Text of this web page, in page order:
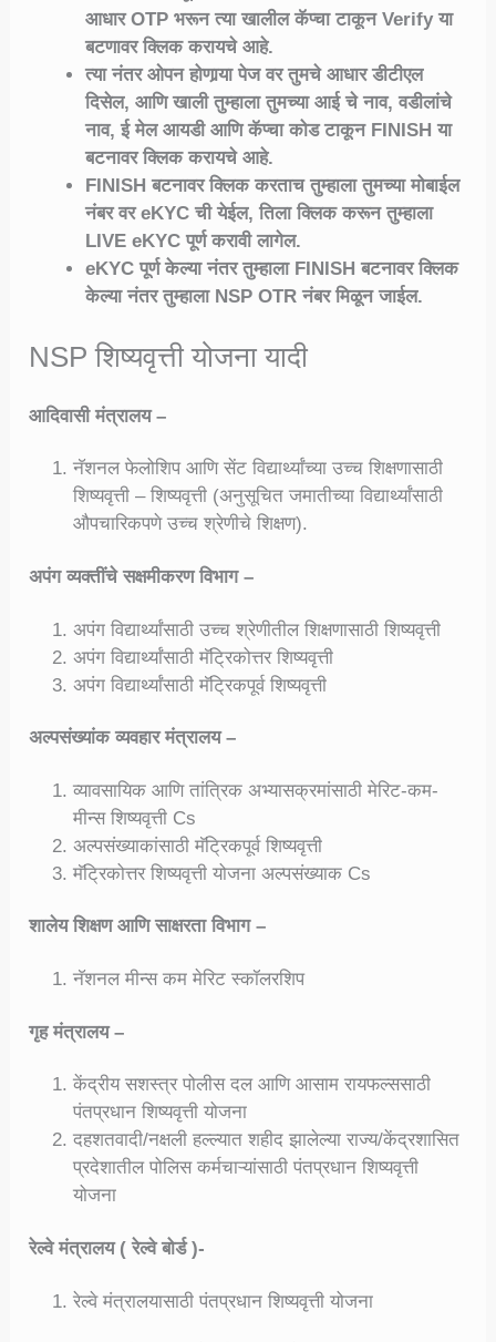
आधार OTP भरून त्या खालील कॅप्चा टाकून Verify या
बटणावर क्लिक करायचे आहे.
त्या नंतर ओपन होणार्‍या पेज वर तुमचे आधार डीटीएल
दिसेल, आणि खाली तुम्हाला तुमच्या आई चे नाव, वडीलांचे
नाव, ई मेल आयडी आणि कॅप्चा कोड टाकून FINISH या
बटनावर क्लिक करायचे आहे.
FINISH बटनावर क्लिक करताच तुम्हाला तुमच्या मोबाईल
नंबर वर eKYC ची येईल, तिला क्लिक करून तुम्हाला
LIVE eKYC पूर्ण करावी लागेल.
eKYC पूर्ण केल्या नंतर तुम्हाला FINISH बटनावर क्लिक
केल्या नंतर तुम्हाला NSP OTR नंबर मिळून जाईल.
NSP शिष्यवृत्ती योजना यादी
आदिवासी मंत्रालय –
नॅशनल फेलोशिप आणि सेंट विद्यार्थ्यांच्या उच्च शिक्षणासाठी
शिष्यवृत्ती – शिष्यवृत्ती (अनुसूचित जमातीच्या विद्यार्थ्यांसाठी
औपचारिकपणे उच्च श्रेणीचे शिक्षण).
अपंग व्यक्तींचे सक्षमीकरण विभाग –
अपंग विद्यार्थ्यांसाठी उच्च श्रेणीतील शिक्षणासाठी शिष्यवृत्ती
अपंग विद्यार्थ्यांसाठी मॅट्रिकोत्तर शिष्यवृत्ती
अपंग विद्यार्थ्यांसाठी मॅट्रिकपूर्व शिष्यवृत्ती
अल्पसंख्यांक व्यवहार मंत्रालय –
व्यावसायिक आणि तांत्रिक अभ्यासक्रमांसाठी मेरिट-कम-
मीन्स शिष्यवृत्ती Cs
अल्पसंख्याकांसाठी मॅट्रिकपूर्व शिष्यवृत्ती
मॅट्रिकोत्तर शिष्यवृत्ती योजना अल्पसंख्याक Cs
शालेय शिक्षण आणि साक्षरता विभाग –
नॅशनल मीन्स कम मेरिट स्कॉलरशिप
गृह मंत्रालय –
केंद्रीय सशस्त्र पोलीस दल आणि आसाम रायफल्ससाठी
पंतप्रधान शिष्यवृत्ती योजना
दहशतवादी/नक्षली हल्ल्यात शहीद झालेल्या राज्य/केंद्रशासित
प्रदेशातील पोलिस कर्मचाऱ्यांसाठी पंतप्रधान शिष्यवृत्ती
योजना
रेल्वे मंत्रालय ( रेल्वे बोर्ड )-
रेल्वे मंत्रालयासाठी पंतप्रधान शिष्यवृत्ती योजना